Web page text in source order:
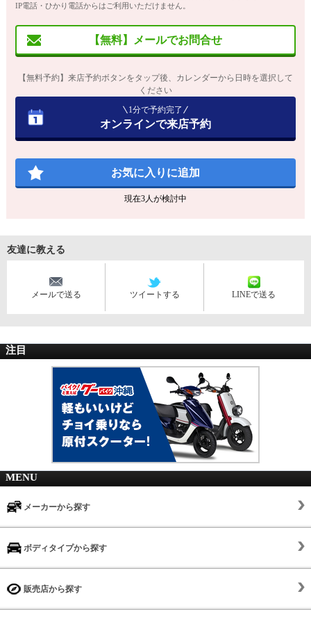
IP電話・ひかり電話からはご利用いただけません。
【無料】メールでお問合せ
【無料予約】来店予約ボタンをタップ後、カレンダーから日時を選択して
ください
1分で予約完了
オンラインで来店予約
お気に入りに追加
現在3人が検討中
友達に教える
メールで送る ツイートする LINEで送る
注目
MENU
メーカーから探す
ボディタイプから探す
販売店から探す